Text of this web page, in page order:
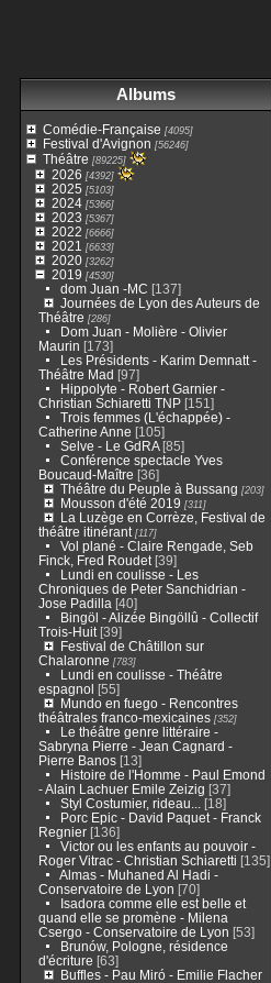
Albums
Comédie-Française [4095]
Festival d'Avignon [56246]
Théâtre [89225]
2026 [4392]
2025 [5103]
2024[5366]
2023 [5367]
2022 [6666]
2021 [6633]
2020[3262]
2019 [4530]
dom Juan -MC [137]
Journées de Lyon des Auteurs de
Théâtre [286]
Dom Juan - Molière - Olivier
Maurin [173]
Les Présidents - Karim Demnatt -
Théâtre Mad [97]
Hippolyte - Robert Garnier -
Christian Schiaretti TNP[151]
Trois femmes (L'échappée) -
Catherine Anne [105]
Selve - Le GdRA[85]
Conférence spectacle Yves
Boucaud-Maître [36]
Théâtre du Peuple à Bussang [203]
Mousson d'été 2019 [311]
La Luzège en Corrèze, Festival de
théâtre itinérant[117]
Vol plané - Claire Rengade, Seb
Finck, Fred Roudet[39]
Lundi en coulisse - Les
Chroniques de Peter Sanchidrian -
Jose Padilla [40]
Bingöl - Alizée Bingöllû - Collectif
Trois-Huit[39]
Festival de Châtillon sur
Chalaronne [783]
Lundi en coulisse - Théâtre
espagnol [55]
Mundo en fuego - Rencontres
théâtrales franco-mexicaines[352]
Le théâtre genre littéraire -
Sabryna Pierre - Jean Cagnard -
Pierre Banos[13]
Histoire de l'Homme - Paul Emond
- Alain Lachuer Emile Zeizig [37]
Styl Costumier, rideau...
[18]
Porc Epic - David Paquet - Franck
Regnier[136]
Victor ou les enfants au pouvoir -
Roger Vitrac - Christian Schiaretti [135]
Almas - Muhaned Al Hadi -
Conservatoire de Lyon [70]
Isadora comme elle est belle et
quand elle se promène - Milena
Csergo - Conservatoire de Lyon [53]
Brunów, Pologne, résidence
d'écriture [63]
Buffles - Pau Miró - Emilie Flacher